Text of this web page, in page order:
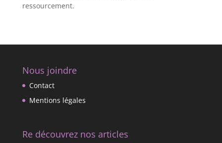
ressourcement.
Nous joindre
Contact
Mentions légales
Re découvrez nos articles